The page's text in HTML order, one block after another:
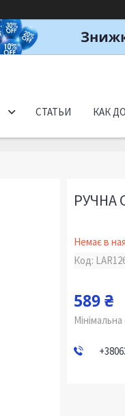
СТАТЬИ КАК
РУЧНА
Немає в
Код:
589 ₴